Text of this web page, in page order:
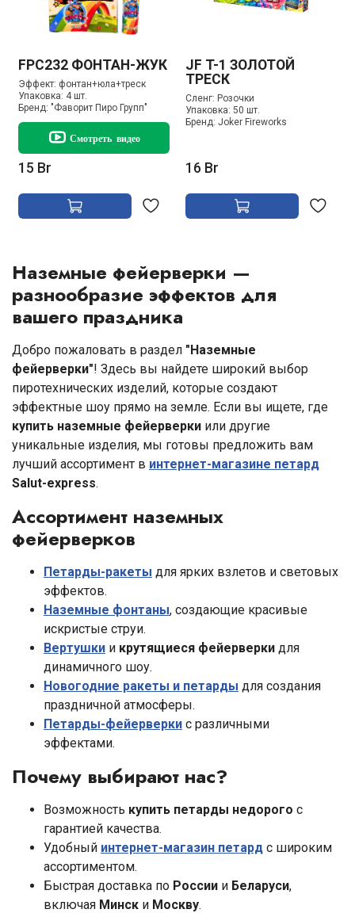
FPC232 ФОНТАН-ЖУК
Эффект: фонтан+юла+треск
Упаковка: 4 шт.
Бренд: "Фаворит Пиро Групп"
Смотреть видео
15 Br
JF T-1 ЗОЛОТОЙ
ТРЕСК
Сленг: Розочки
Упаковка: 50 шт.
Бренд: Joker Fireworks
16 Br
Наземные фейерверки —
разнообразие эффектов для
вашего праздника
Добро пожаловать в раздел "Наземные
фейерверки"! Здесь вы найдете широкий выбор
пиротехнических изделий, которые создают
эффектные шоу прямо на земле. Если вы ищете, где
купить наземные фейерверки или другие
уникальные изделия, мы готовы предложить вам
лучший ассортимент в интернет-магазине петард
Salut-express.
Ассортимент наземных
фейерверков
Петарды-ракеты для ярких взлетов и световых
эффектов.
Наземные фонтаны, создающие красивые
искристые струи.
Вертушки и крутящиеся фейерверки для
динамичного шоу.
Новогодние ракеты и петарды для создания
праздничной атмосферы.
Петарды-фейерверки с различными
эффектами.
Почему выбирают нас?
Возможность купить петарды недорого с
гарантией качества.
Удобный интернет-магазин петард с широким
ассортиментом.
Быстрая доставка по России и Беларуси,
включая Минск и Москву.